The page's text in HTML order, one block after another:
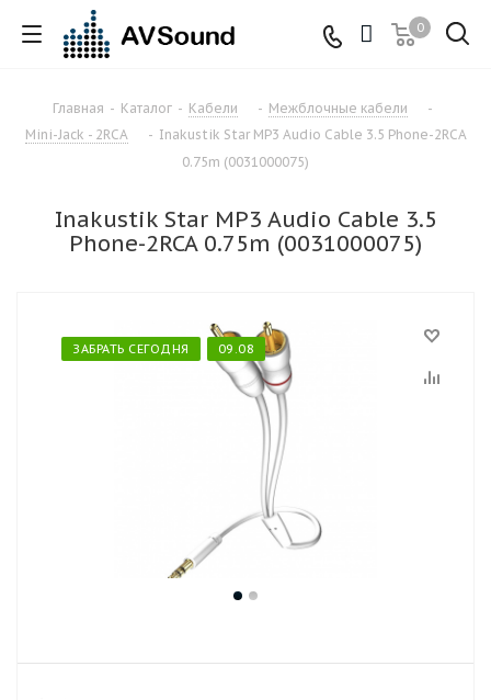
0
Главная - Каталог - Кабели - Межблочные кабели
-
Mini-Jack - 2RCA
- Inakustik Star MP3 Audio Cable 3.5 Phone-2RCA
0.75m (0031000075)
Inakustik Star MP3 Audio Cable 3.5
Phone-2RCA 0.75m (0031000075)
ЗАБРАТЬ СЕГОДНЯ 09.08